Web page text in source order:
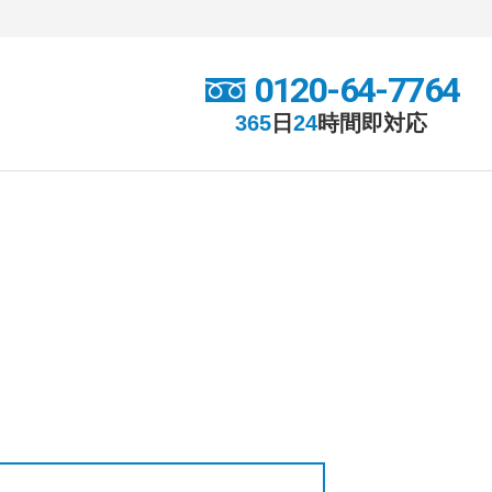
0120-64-7764
365 日 24時間即対応